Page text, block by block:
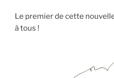
Le premier de cette
à tous !